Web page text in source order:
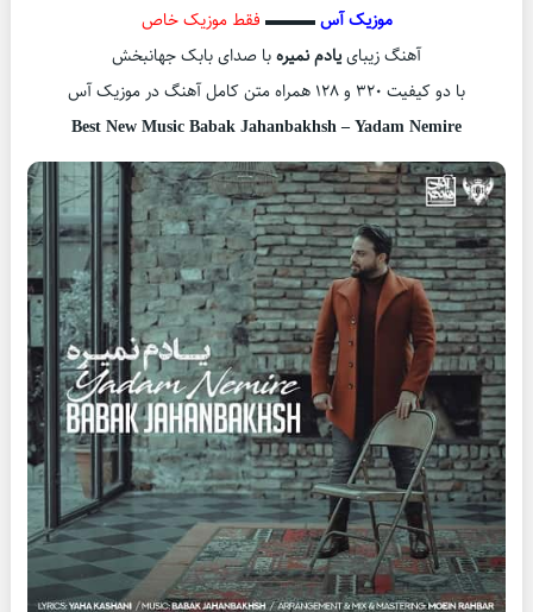
موزیک آس▬▬▬ فقط موزیک خاص
آهنگ زیباییادم نمیرهبا صدای بابک جهانبخش
با دو کیفیت ۳۲۰ و ۱۲۸ همراه متن کامل آهنگ در موزیک آس
Best New Music Babak Jahanbakhsh – Yadam Nemire